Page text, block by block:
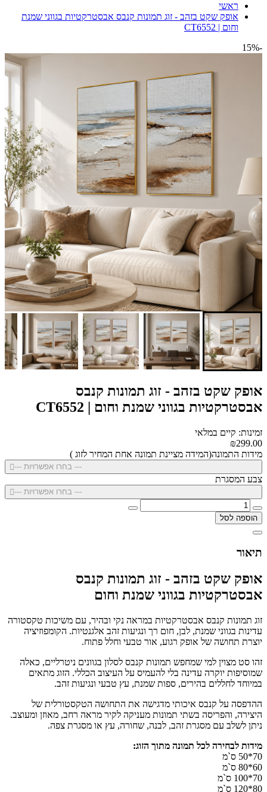
ראשי
אופק שקט בזהב - זוג תמונות קנבס אבסטרקטיות בגווני שמנת
וחום | CT6552
-15%
אופק שקט בזהב - זוג תמונות קנבס
אבסטרקטיות בגווני שמנת וחום | CT6552
זמינות: קיים במלאי
₪299.00
מידות התמונה(המידה מציינת תמונה אחת המחיר לזוג )
--- בחרו אפשרויות ---
צבע המסגרת
--- בחרו אפשרויות ---
הוספה לסל
תיאור
אופק שקט בזהב - זוג תמונות קנבס
אבסטרקטיות בגווני שמנת וחום
זוג תמונות קנבס אבסטרקטיות במראה נקי ובהיר, עם משיכות טקסטורה
עדינות בגווני שמנת, לבן, חום רך ונגיעות זהב אלגנטיות. הקומפוזיציה
יוצרת תחושה של אופק רגוע, אור טבעי וחלל פתוח.
זהו סט מצוין למי שמחפש תמונות קנבס לסלון בגוונים ניטרליים, כאלה
שמוסיפות יוקרה עדינה בלי להעמיס על העיצוב הכללי. הזוג מתאים
במיוחד לחללים בהירים, ספות שמנת, עץ טבעי ונגיעות זהב.
ההדפסה על קנבס איכותי מדגישה את התחושה הטקסטורלית של
היצירה, והפריסה בשתי תמונות מעניקה לקיר מראה רחב, מאוזן ומעוצב.
ניתן לשלב עם מסגרת זהב, לבנה, שחורה, עץ או מסגרת צפה.
מידות לבחירה לכל תמונה מתוך הזוג:
70*50 ס`מ
60*80 ס`מ
70*100 ס`מ
80*120 ס`מ